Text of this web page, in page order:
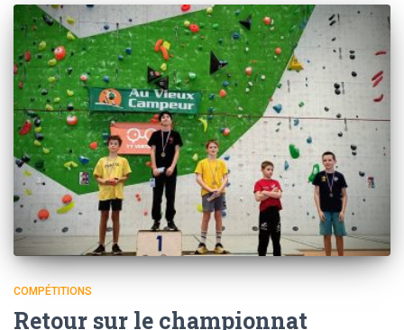
COMPÉTITIONS
Retour sur le championnat